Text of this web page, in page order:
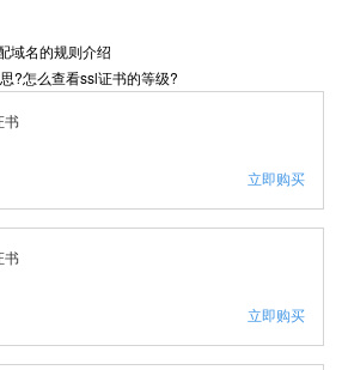
域名的规则介绍
?怎么查看ssl证书的等级?
书
立即购买
书
立即购买